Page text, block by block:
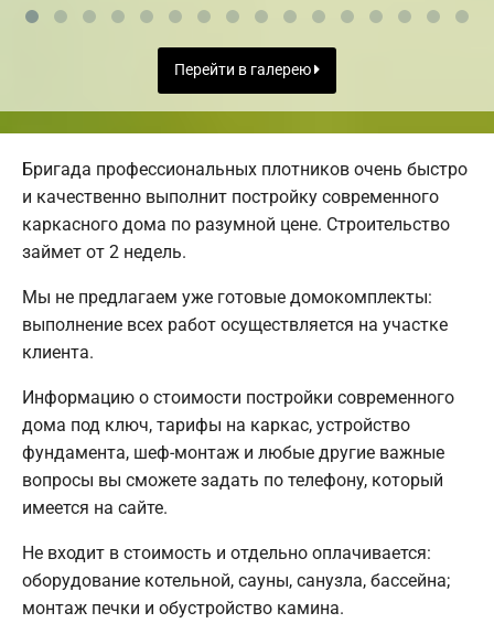
Перейти в галерею
Бригада профессиональных плотников очень быстро
и качественно выполнит постройку современного
каркасного дома по разумной цене. Строительство
займет от 2 недель.
Мы не предлагаем уже готовые домокомплекты:
выполнение всех работ осуществляется на участке
клиента.
Информацию о стоимости постройки современного
дома под ключ, тарифы на каркас, устройство
фундамента, шеф-монтаж и любые другие важные
вопросы вы сможете задать по телефону, который
имеется на сайте.
Не входит в стоимость и отдельно оплачивается:
оборудование котельной, сауны, санузла, бассейна;
монтаж печки и обустройство камина.